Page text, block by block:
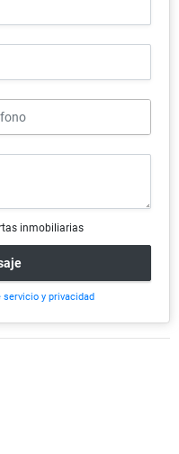
inmobiliarias
servicio y privacidad